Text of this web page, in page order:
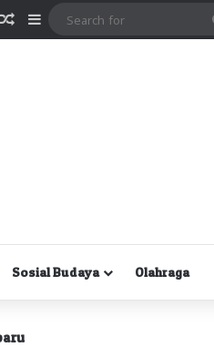
Random Article
Sidebar
Sosial Budaya Olahraga